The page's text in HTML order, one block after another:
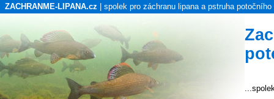
ZACHRANME-LIPANA.cz | spolek pro záchranu lipana a pstruha potočního